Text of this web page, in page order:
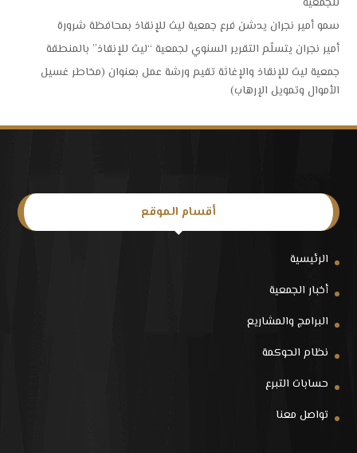
للجمعية
سمو أمير نجران يدشن فرع جمعية ليث للإنقاذ بمحافظة شرورة
أمير نجران يتسلّم التقرير السنوي لجمعية “ليث للإنقاذ” بالمنطقة
جمعية ليث للإنقاذ والإغاثة تقيم ورشة عمل بعنوان (مخاطر غسيل
الأموال وتمويل الإرهاب)
أقسام الموقع
الرئيسية
أخبار الجمعية
البرامج والمشاريع
نظام الحوكمة
حسابات التبرع
تواصل معنا